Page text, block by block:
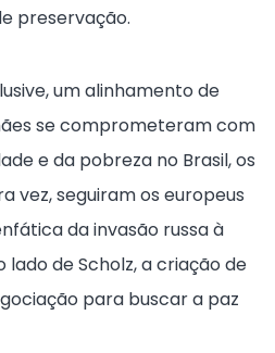
preservação.
um alinhamento de
se comprometeram com
e da pobreza no Brasil, os
vez, seguiram os europeus
da invasão russa à
lado de Scholz, a criação de
para buscar a paz